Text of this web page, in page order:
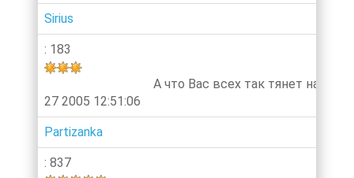
Sirius
: 183
27 2005 12:51:06
А что Вас всех так тянет на
Partizanka
: 837